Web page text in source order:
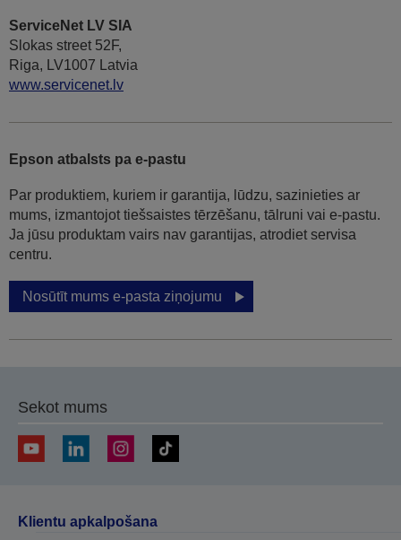
ServiceNet LV SIA
Slokas street 52F,
Riga, LV1007 Latvia
www.servicenet.lv
Epson atbalsts pa e-pastu
Par produktiem, kuriem ir garantija, lūdzu, sazinieties ar
mums, izmantojot tiešsaistes tērzēšanu, tālruni vai e-pastu.
Ja jūsu produktam vairs nav garantijas, atrodiet servisa
centru.
Nosūtīt mums e-pasta ziņojumu
Sekot mums
Klientu apkalpošana